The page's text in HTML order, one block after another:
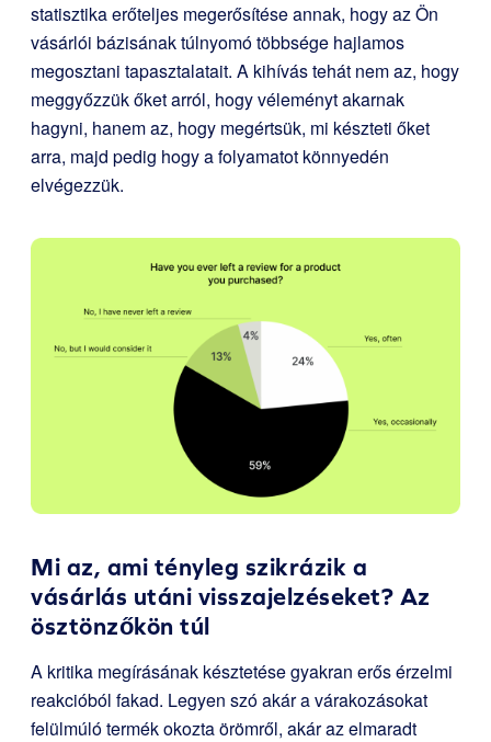
statisztika erőteljes megerősítése annak, hogy az Ön
vásárlói bázisának túlnyomó többsége hajlamos
megosztani tapasztalatait. A kihívás tehát nem az, hogy
meggyőzzük őket arról, hogy véleményt akarnak
hagyni, hanem az, hogy megértsük, mi készteti őket
arra, majd pedig hogy a folyamatot könnyedén
elvégezzük.
Mi az, ami tényleg szikrázik a
vásárlás utáni visszajelzéseket? Az
ösztönzőkön túl
A kritika megírásának késztetése gyakran erős érzelmi
reakcióból fakad. Legyen szó akár a várakozásokat
felülmúló termék okozta örömről, akár az elmaradt